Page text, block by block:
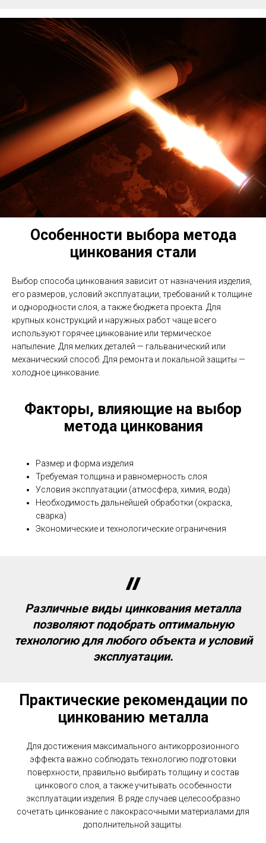
Особенности выбора метода
цинкования стали
Выбор способа цинкования зависит от назначения изделия,
его размеров, условий эксплуатации, требований к толщине
и однородности слоя, а также бюджета проекта. Для
крупных конструкций и наружных работ чаще всего
используют горячее цинкование или термическое
напыление. Для мелких деталей — гальванический или
механический способ. Для ремонта и локальной защиты —
холодное цинкование.
Факторы, влияющие на выбор
метода цинкования
Размер и форма изделия
Требуемая толщина и равномерность слоя
Условия эксплуатации (атмосфера, химия, вода)
Необходимость дальнейшей обработки (окраска,
сварка)
Экономические и технологические ограничения
Различные виды цинкования металла
позволяют подобрать оптимальную
технологию для любого объекта и условий
эксплуатации.
Практические рекомендации по
цинкованию металла
Для достижения максимального антикоррозионного
эффекта важно соблюдать технологию подготовки
поверхности, правильно выбирать толщину и состав
цинкового слоя, а также учитывать особенности
эксплуатации изделия. В ряде случаев целесообразно
сочетать цинкование с лакокрасочными материалами для
дополнительной защиты.